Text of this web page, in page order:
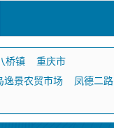
桥镇
重庆市
逸景农贸市场 凤德二路